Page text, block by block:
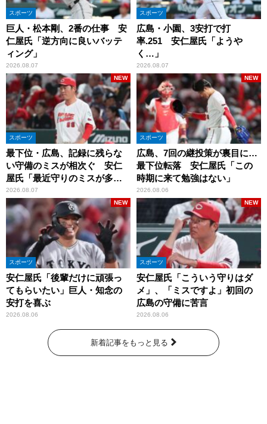
スポーツ
巨人・松本剛、2番の仕事 安
仁屋氏「逆方向に良いバッテ
ィング」
2026.08.07
スポーツ
広島・小園、3安打で打
率.251 安仁屋氏「ようや
く…」
2026.08.07
スポーツ
最下位・広島、記録に残らな
い守備のミスが相次ぐ 安仁
屋氏「最近守りのミスが多
い」
2026.08.07
NEW
スポーツ
広島、7回の継投策が裏目に…
最下位転落 安仁屋氏「この
時期に来て勉強はない」
2026.08.06
NEW
スポーツ
安仁屋氏「後輩だけに頑張っ
てもらいたい」巨人・知念の
安打を喜ぶ
2026.08.06
NEW
スポーツ
安仁屋氏「こういう守りはダ
メ」、「ミスですよ」初回の
広島の守備に苦言
2026.08.06
NEW
新着記事をもっと見る